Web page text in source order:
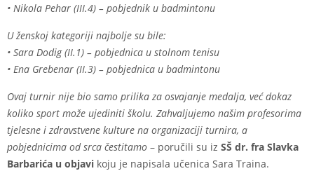
• Nikola Pehar (III.4) – pobjednik u badmintonu
U ženskoj kategoriji najbolje su bile:
• Sara Dodig (II.1) – pobjednica u stolnom tenisu
• Ena Grebenar (II.3) – pobjednica u badmintonu
Ovaj turnir nije bio samo prilika za osvajanje medalja, već dokaz
koliko sport može ujediniti školu. Zahvaljujemo našim profesorima
tjelesne i zdravstvene kulture na organizaciji turnira, a
pobjednicima od srca čestitamo – poručili su iz SŠ dr. fra Slavka
Barbarića u objavi koju je napisala učenica Sara Traina.